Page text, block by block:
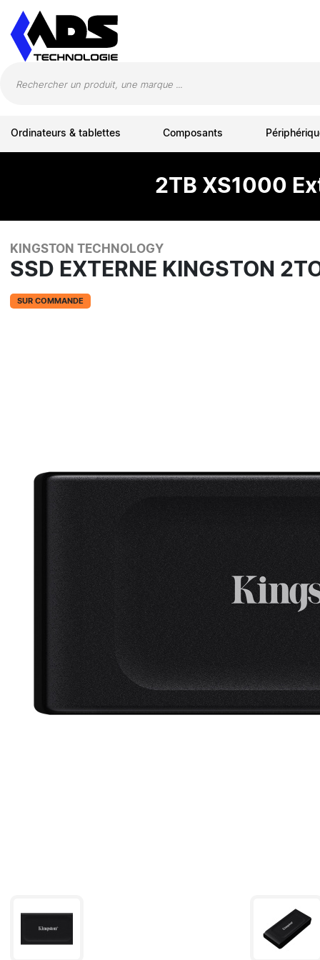
Ordinateurs & tablettes Composants
2TB XS1000
KINGSTON TECHNOLOGY
SSD EXTERNE KINGSTON
SUR COMMANDE